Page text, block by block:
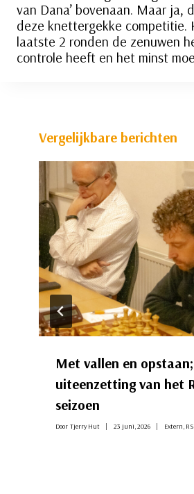
van Dana’ bovenaan. Maar ja,
deze knettergekke competitie.
laatste 2 ronden de zenuwen
controle heeft en het minst
Vergelijkbare berichten
Met vallen en
uiteenzetting van het
seizoen
Door Tjerry Hut 23 juni, 2026 Extern,